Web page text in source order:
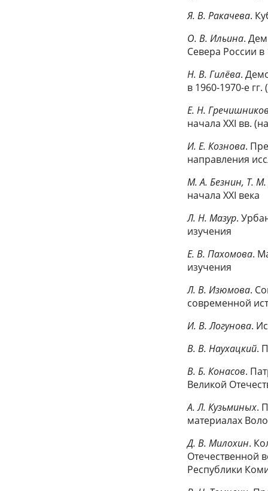
Я. В. Ракачева.
О. В. Ильина.
Севера России в
Н. В. Гилёва.
в 1960-1970-е
Е. Н.
начала XXI вв.
И. Е. Кознова.
направления
М. А. Безнин, Т.
начала XXI века
Л. Н. Мазур.
изучения
Е. В. Пахомова.
изучения
Л. В. Изюмова.
современной
И. В. Логунова.
В. В. Наухацкий.
В. Б. Конасов.
Великой
А. Л. Кузьминых.
материалах
Д. В. Милохин.
Отечественной
Республики